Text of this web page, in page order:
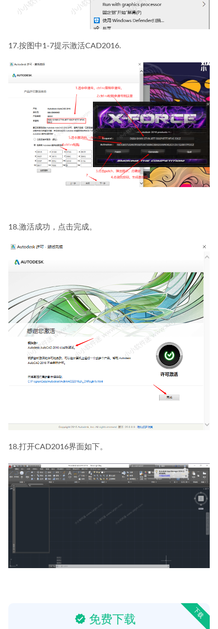
17.按图中1-7提示激活CAD2016.
18.激活成功，点击完成。
18.打开CAD2016界面如下。
下载
免费下载